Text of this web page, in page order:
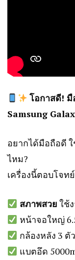
โอกาสดี! มื
Samsung
อยากได้มือถือดี
ไหม?
เครื่องนี้ตอบโจท
สภาพสวย ใช้
หน้าจอใหญ่
กล้องหลัง 3
แบตอึด